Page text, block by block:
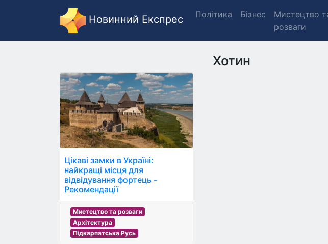
Новинний Експрес Політика Бізнес
Мистецтво
розваги
Хотин
Цікаві замки в Україні:
найкращі місця для
відвідування фортець -
Рекомендації
Мистецтво та розваги
Архітектура
Підкарпатська Русь